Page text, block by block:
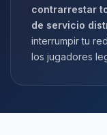
contrarrestar
de servicio
interrumpir tu
los jugadores